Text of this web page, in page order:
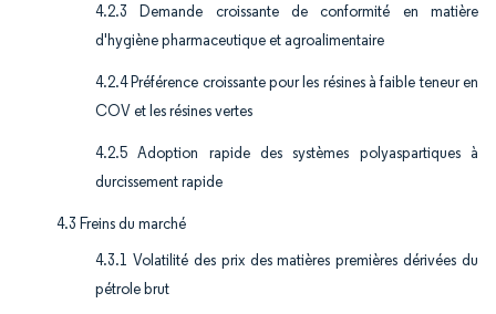
4.2.3 Demande croissante de conformité en matière
d'hygiène pharmaceutique et agroalimentaire
4.2.4 Préférence croissante pour les résines à faible teneur en
COV et les résines vertes
4.2.5 Adoption rapide des systèmes polyaspartiques à
durcissement rapide
4.3 Freins du marché
4.3.1 Volatilité des prix des matières premières dérivées du
pétrole brut